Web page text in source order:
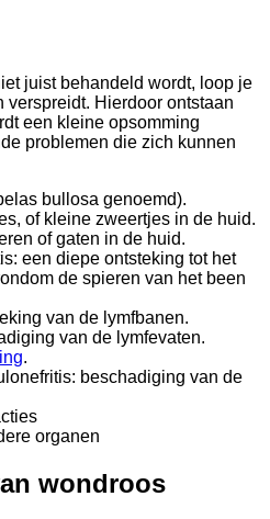
juist behandeld wordt, loop je
verspreidt. Hierdoor ontstaan
een kleine opsomming
problemen die zich kunnen
bullosa genoemd).
of kleine zweertjes in de huid.
of gaten in de huid.
een diepe ontsteking tot het
de spieren van het been
van de lymfbanen.
van de lymfevaten.
.
beschadiging van de
organen
wondroos